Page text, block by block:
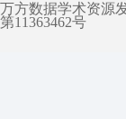
万方数据学术资源
第11363462号